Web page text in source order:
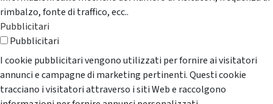
rimbalzo, fonte di traffico, ecc..
Pubblicitari
Pubblicitari
I cookie pubblicitari vengono utilizzati per fornire ai visitatori
annunci e campagne di marketing pertinenti. Questi cookie
tracciano i visitatori attraverso i siti Web e raccolgono